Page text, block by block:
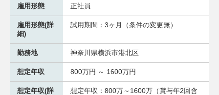
雇用形態 正社員
雇用形態(詳
細)
試用期間：3ヶ月（条件の変更無）
勤務地 神奈川県横浜市港北区
想定年収 800万円 ～ 1600万円
想定年収(詳
想定年収：800万～1600万（賞与年2回含